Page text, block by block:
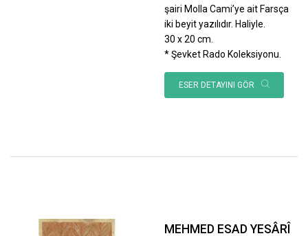
şairi Molla Cami’ye ait Farsça
iki beyit yazılıdır. Haliyle.
30 x 20 cm.
* Şevket Rado Koleksiyonu.
ESER DETAYINI GÖR
MEHMED ESAD YESÂRÎ